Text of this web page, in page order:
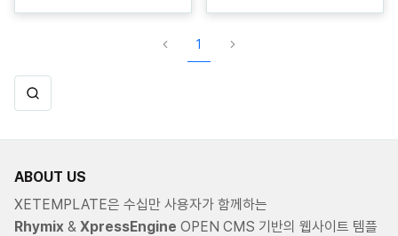
1
ABOUT US
XETEMPLATE은 수십만 사용자가 함께하는
Rhymix & XpressEngine OPEN CMS 기반의 웹사이트 템플